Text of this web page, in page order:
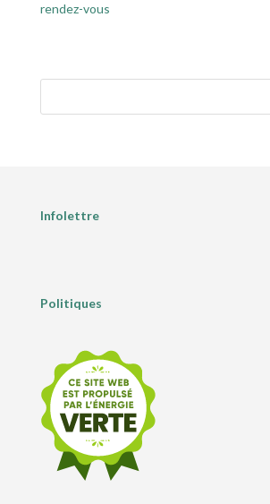
rendez-vous
Infolettre
Politiques